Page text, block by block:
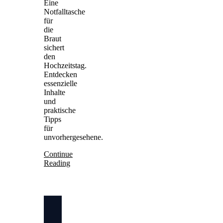
Eine
Notfalltasche
für
die
Braut
sichert
den
Hochzeitstag.
Entdecken
essenzielle
Inhalte
und
praktische
Tipps
für
unvorhergesehene.
Continue
Reading